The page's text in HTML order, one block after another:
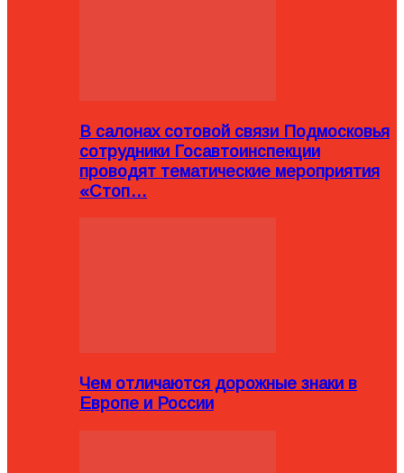
В салонах сотовой связи Подмосковья
сотрудники Госавтоинспекции
проводят тематические мероприятия
«Стоп…
Чем отличаются дорожные знаки в
Европе и России